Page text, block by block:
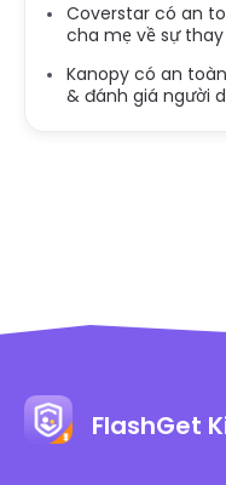
Coverstar có an
cha mẹ về sự
Kanopy có an
& đánh giá người
FlashGet